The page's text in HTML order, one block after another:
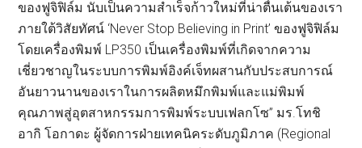
ของฟูจิฟิล์ม นับเป็นความสำเร็จก้าวใหม่ที่น่าตื่นเต้นของเรา
ภายใต้วิสัยทัศน์ ‘Never Stop Believing in Print’ ของฟูจิฟิล์ม
โดยเครื่องพิมพ์ LP350 เป็นเครื่องพิมพ์ที่เกิดจากความ
เชี่ยวชาญในระบบการพิมพ์อิงค์เจ็ทผสานกับประสบการณ์
อันยาวนานของเราในการผลิตหมึกพิมพ์และแม่พิมพ์
คุณภาพสู่อุตสาหกรรมการพิมพ์ระบบเฟลกโซ” มร.โทชิ
อากิ โอกาดะ ผู้จัดการฝ่ายเทคนิคระดับภูมิภาค (Regional